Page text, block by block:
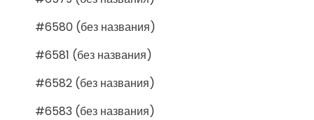
#6580 (без названия)
#6581 (без названия)
#6582 (без названия)
#6583 (без названия)